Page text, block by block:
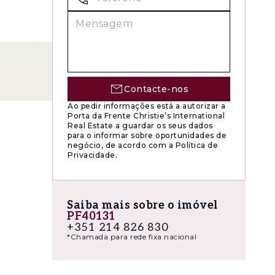
por
padel
Contacte-nos
Ao pedir informações está a autorizar a
Porta da Frente Christie’s International
Real Estate a guardar os seus dados
para o informar sobre oportunidades de
negócio, de acordo com a Política de
Privacidade.
Saiba mais sobre o imóvel
PF40131
+351 214 826 830
*Chamada para rede fixa nacional